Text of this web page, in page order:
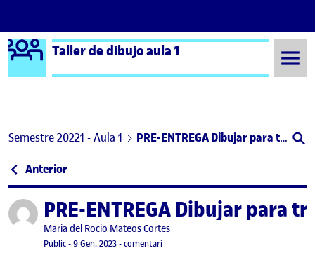
Saltar al contingut
Logo Ágora
Taller de dibujo aula 1
Semestre 20221 - Aula 1 PRE-ENTREGA Dibujar para transformar
Navegació d'entrades
Anterior: La conciencia de entender el espacio
Publicat perPRE-ENTREGA Dibujar para
Publicat per
Maria del Rocio Mateos Cortes
Visibilitat:
Públic-Data de publicació
9 Gen. 2023-comentariel PRE-ENTREGA Dibujar para